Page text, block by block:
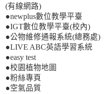
(有線網路)
●newplus數位教學平臺
●IGT數位教學平臺(校內)
●公物維修通報系統(總務處)
●LIVE ABC英語學習系統
●easy test
●校園植物地圖
●粉絲專頁
●空氣品質